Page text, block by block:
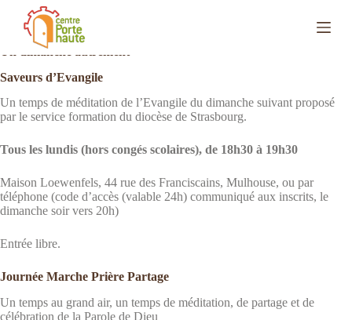
s
r
a
u
n
e
n
u
Pour vivre en Eglise
Un dimanche autrement
Saveurs d’Evangile
Un temps de méditation de l’Evangile du dimanche suivant proposé
par le service formation du diocèse de Strasbourg.
Tous les lundis (hors congés scolaires), de 18h30 à 19h30
Maison Loewenfels, 44 rue des Franciscains, Mulhouse, ou par
téléphone (code d’accès (valable 24h) communiqué aux inscrits, le
dimanche soir vers 20h)
Entrée libre.
Journée Marche Prière Partage
Un temps au grand air, un temps de méditation, de partage et de
célébration de la Parole de Dieu